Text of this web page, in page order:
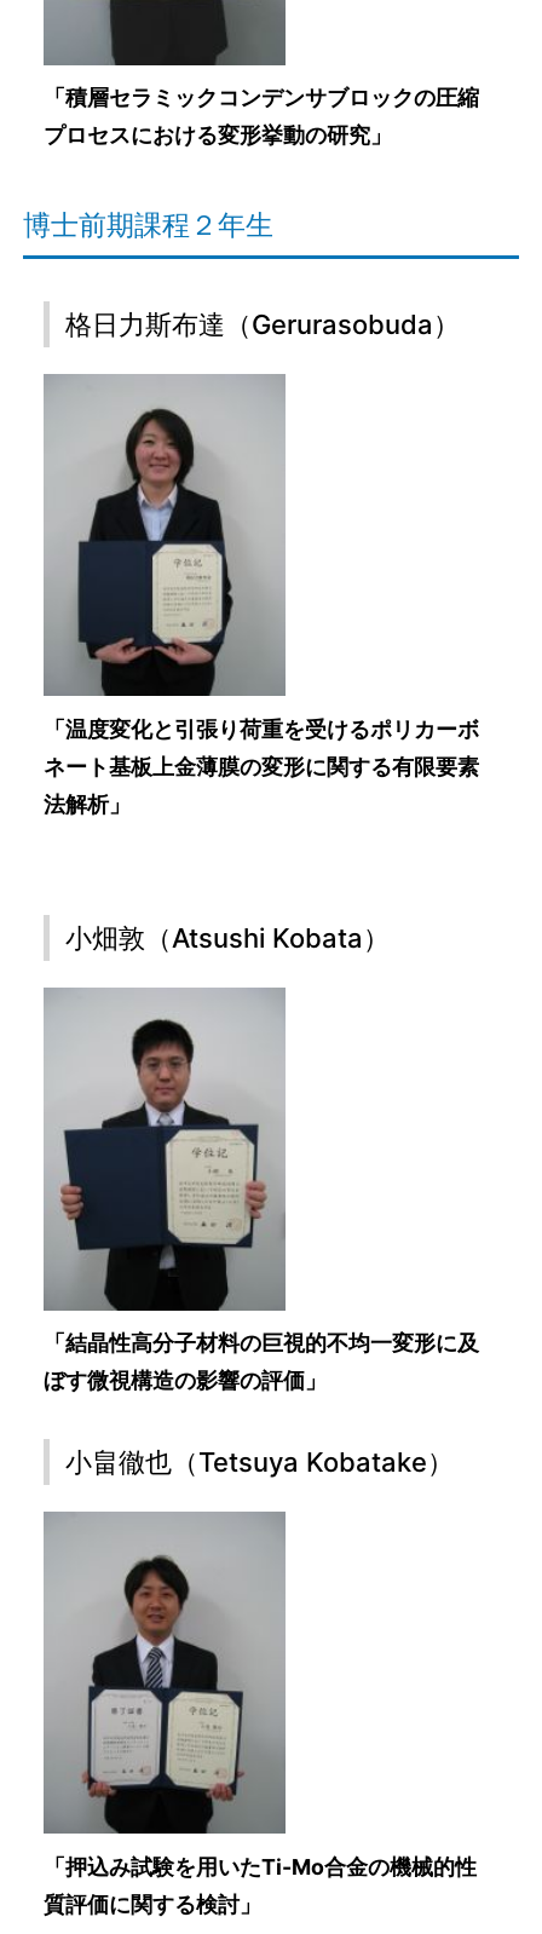
「積層セラミックコンデンサブロックの圧縮
プロセスにおける変形挙動の研究」
博士前期課程２年生
格日力斯布達（Gerurasobuda）
「温度変化と引張り荷重を受けるポリカーボ
ネート基板上金薄膜の変形に関する有限要素
法解析」
小畑敦（Atsushi Kobata）
「結晶性高分子材料の巨視的不均一変形に及
ぼす微視構造の影響の評価」
小畠徹也（Tetsuya Kobatake）
「押込み試験を用いたTi-Mo合金の機械的性
質評価に関する検討」